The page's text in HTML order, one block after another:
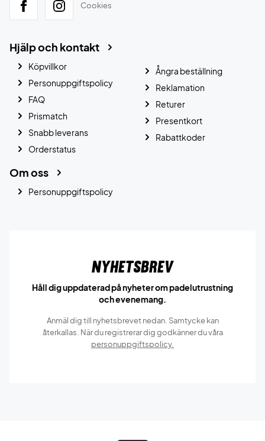
Cookies
Hjälp och kontakt
Köpvillkor
Personuppgiftspolicy
FAQ
Prismatch
Snabb leverans
Orderstatus
Ångra beställning
Reklamation
Returer
Presentkort
Rabattkoder
Om oss
Personuppgiftspolicy
Nyhetsbrev
Håll dig uppdaterad på nyheter om padelutrustning
och evenemang.
Anmäl dig till nyhetsbrevet nedan. Samtycke kan
återkallas. När du registrerar dig godkänner du våra
personuppgiftspolicy.